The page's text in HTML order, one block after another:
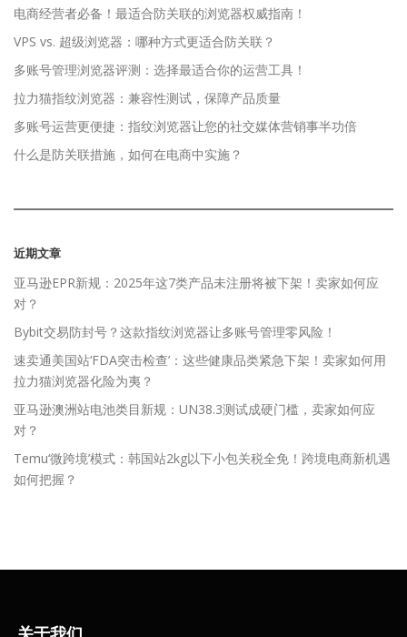
电商经营者必备！最适合防关联的浏览器权威指南！
VPS vs. 超级浏览器：哪种方式更适合防关联？
多账号管理浏览器评测：选择最适合你的运营工具！
拉力猫指纹浏览器：兼容性测试，保障产品质量
多账号运营更便捷：指纹浏览器让您的社交媒体营销事半功倍
什么是防关联措施，如何在电商中实施？
近期文章
亚马逊EPR新规：2025年这7类产品未注册将被下架！卖家如何应
对？
Bybit交易防封号？这款指纹浏览器让多账号管理零风险！
速卖通美国站‘FDA突击检查’：这些健康品类紧急下架！卖家如何用
拉力猫浏览器化险为夷？
亚马逊澳洲站电池类目新规：UN38.3测试成硬门槛，卖家如何应
对？
Temu‘微跨境’模式：韩国站2kg以下小包关税全免！跨境电商新机遇
如何把握？